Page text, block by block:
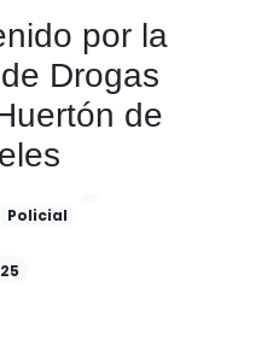
por la
Drogas
de
Policial